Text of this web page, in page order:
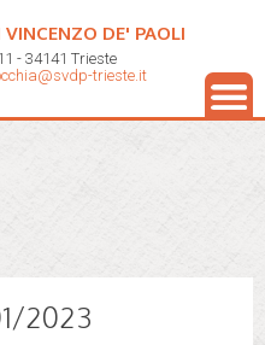
DE' PAOLI
- 34141 Trieste
trieste.it
2023